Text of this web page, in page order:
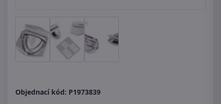
Objednací kód: P1973839